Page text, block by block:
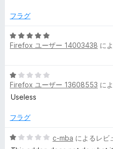
の
価
フラグ
5
段
5
の
評
Firefox ユーザー 14003438 に
5
段
階
1
評
Firefox ユーザー 13608553 に
Useless
フラグ
5
c-mba によるレビ